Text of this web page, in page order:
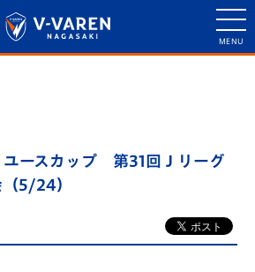
ースカップ 第31回Ｊリーグ
5/24）